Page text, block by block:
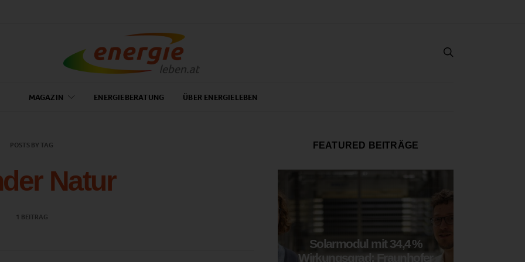
MAGAZIN ENERGIEBERATUNG ÜBER ENERGIELEBEN
POSTS BY TAG
Natur
1 BEITRAG
FEATURED BEITRÄGE
Solarmodul mit 34,4 %
Wirkungsgrad: Fraunhofer